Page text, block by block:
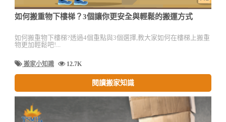
如何搬重物下樓梯？3個讓你更安全與輕鬆的搬運方式
如何搬重物下樓梯?透過4個重點與3個選擇,教大家如何在樓梯上搬重
物更加輕鬆吧!...
搬家小知識 12.7K
閱讀搬家知識